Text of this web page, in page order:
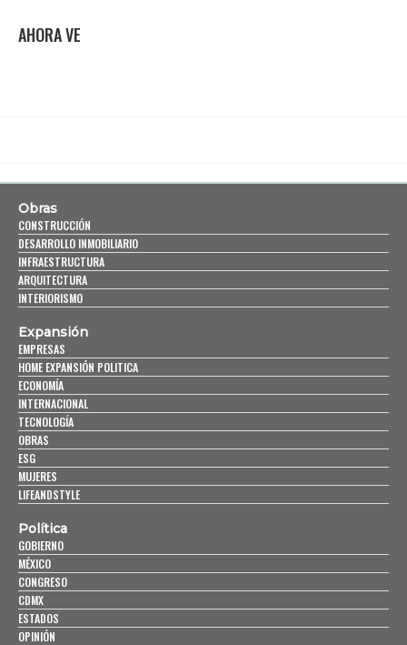
AHORA VE
Obras
CONSTRUCCIÓN
DESARROLLO INMOBILIARIO
INFRAESTRUCTURA
ARQUITECTURA
INTERIORISMO
Expansión
EMPRESAS
HOME EXPANSIÓN POLITICA
ECONOMÍA
INTERNACIONAL
TECNOLOGÍA
OBRAS
ESG
MUJERES
LIFEANDSTYLE
Política
GOBIERNO
MÉXICO
CONGRESO
CDMX
ESTADOS
OPINIÓN